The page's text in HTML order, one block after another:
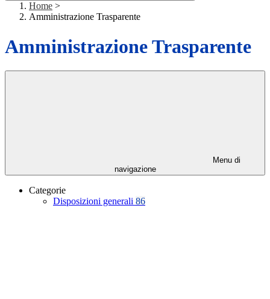
Home >
Amministrazione Trasparente
Amministrazione Trasparente
Menu di
navigazione
Categorie
Disposizioni generali 86